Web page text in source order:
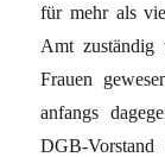
für mehr als
Amt
Frauen
anfangs
DGB-